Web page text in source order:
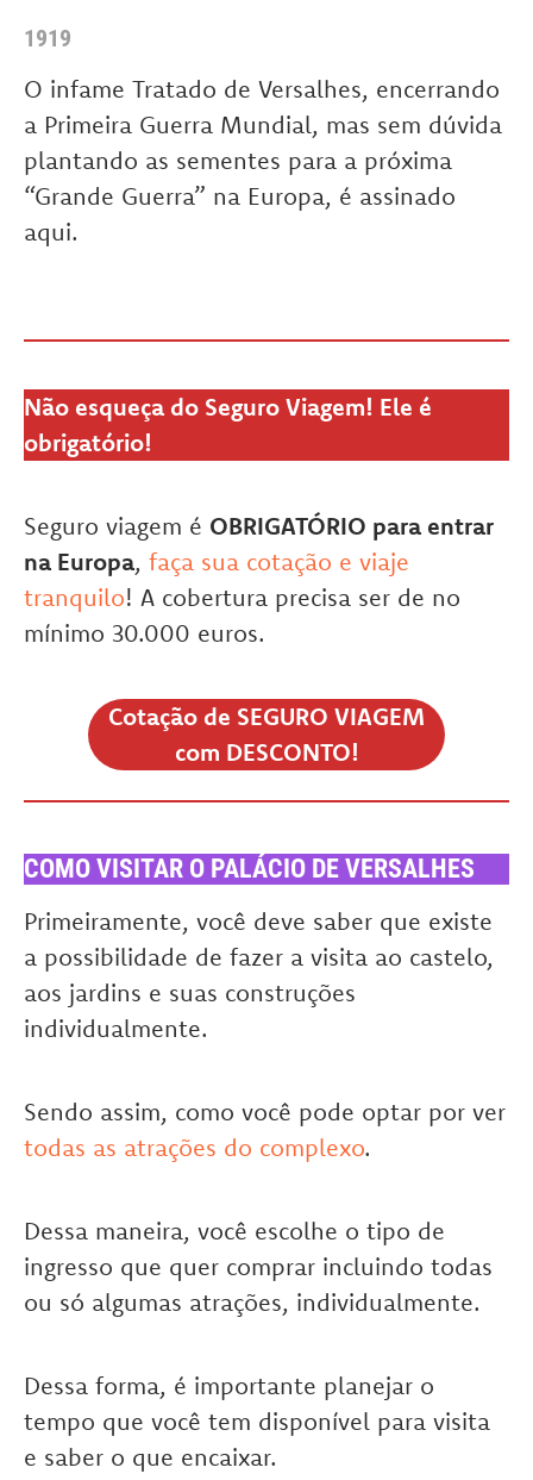
1919
O infame Tratado de Versalhes, encerrando
a Primeira Guerra Mundial, mas sem dúvida
plantando as sementes para a próxima
“Grande Guerra” na Europa, é assinado
aqui.
Não esqueça do Seguro Viagem! Ele é
obrigatório!
Seguro viagem é OBRIGATÓRIO para entrar
na Europa, faça sua cotação e viaje
tranquilo! A cobertura precisa ser de no
mínimo 30.000 euros.
Cotação de SEGURO VIAGEM
com DESCONTO!
COMO VISITAR O PALÁCIO DE VERSALHES
Primeiramente, você deve saber que existe
a possibilidade de fazer a visita ao castelo,
aos jardins e suas construções
individualmente.
Sendo assim, como você pode optar por ver
todas as atrações do complexo.
Dessa maneira, você escolhe o tipo de
ingresso que quer comprar incluindo todas
ou só algumas atrações, individualmente.
Dessa forma, é importante planejar o
tempo que você tem disponível para visita
e saber o que encaixar.